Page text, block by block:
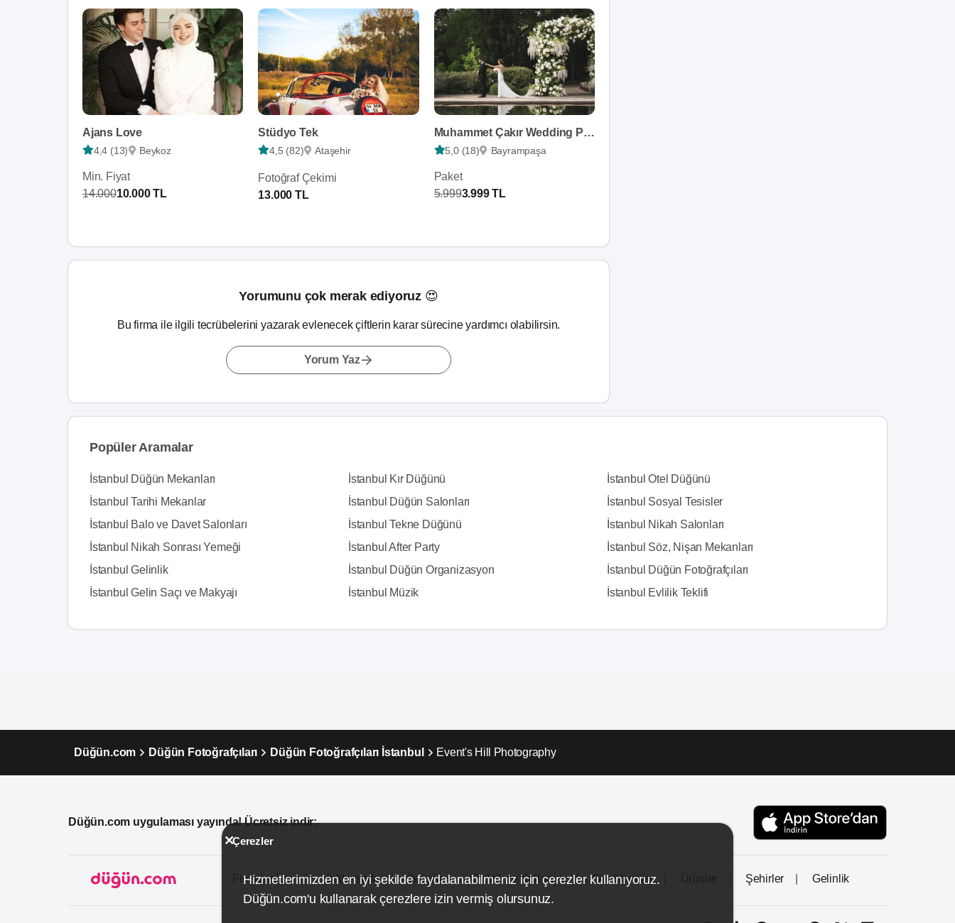
Ajans Love
4,4 (13) Beykoz
Min. Fiyat
14.00010.000 TL
Stüdyo Tek
4,5 (82) Ataşehir
Fotoğraf Çekimi
13.000 TL
Muhammet Çakır Wedding Photography
5,0 (18) Bayrampaşa
Paket
5.9993.999 TL
Yorumunu çok merak ediyoruz 😍
Bu firma ile ilgili tecrübelerini yazarak evlenecek çiftlerin karar sürecine yardımcı olabilirsin.
Yorum Yaz
Popüler Aramalar
İstanbul Düğün Mekanları İstanbul Kır Düğünü
İstanbul Otel Düğünü
İstanbul Tarihi Mekanlar
İstanbul Düğün Salonları
İstanbul Sosyal Tesisler
İstanbul Balo ve Davet Salonları
İstanbul Tekne Düğünü
İstanbul Nikah Salonları
İstanbul Nikah Sonrası Yemeği
İstanbul After Party
İstanbul Söz, Nişan Mekanları
İstanbul Gelinlik
İstanbul Düğün Organizasyon
İstanbul Düğün Fotoğrafçıları
İstanbul Gelin Saçı ve Makyajı
İstanbul Müzik İstanbul Evlilik Teklifi
Düğün.com Düğün Fotoğrafçıları Düğün Fotoğrafçıları İstanbul Event's Hill Photography
Düğün.com uygulaması yayında! Ücretsiz indir:
Firmalar İçin Hakkımızda İletişim Gizlilik ve Kullanım Site Haritası Şehirler Gelinlik
Çerezler
Hizmetlerimizden en iyi şekilde faydalanabilmeniz için çerezler kullanıyoruz.
Düğün.com'u kullanarak çerezlere izin vermiş olursunuz.